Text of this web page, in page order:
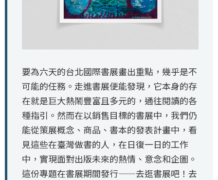
要為六天的台北國際書展畫出重點，幾乎是不
可能的任務。走進書展便能發現，它本身的存
在就是巨大熱鬧豐富且多元的，通往閱讀的各
種指引。然而在以銷售目標的書展中，我們仍
能從策展概念、商品、書本的發表計畫中，看
見這些在臺灣做書的人，在日復一日的工作
中，實現面對出版未來的熱情、意念和企圖。
這份專題在書展期間發行——去逛書展吧！去